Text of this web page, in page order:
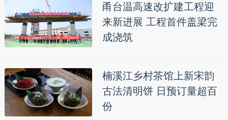
甬台温高速改扩建工程迎
来新进展 工程首件盖梁完
成浇筑
楠溪江乡村茶馆上新宋韵
古法清明饼 日预订量超百
份